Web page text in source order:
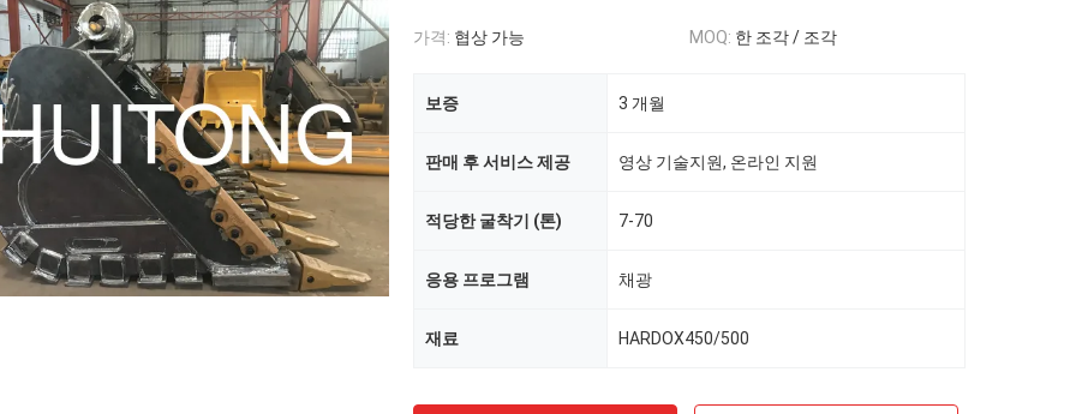
가격: 협상 가능 MOQ: 한 조각 / 조각
보증 3 개월
판매 후 서비스 제공 영상 기술지원, 온라인 지원
적당한 굴착기 (톤) 7-70
응용 프로그램 채광
재료 HARDOX450/500